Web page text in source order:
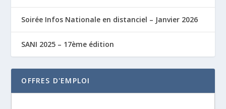
Soirée Infos Nationale en distanciel – Janvier 2026
SANI 2025 – 17ème édition
OFFRES D'EMPLOI